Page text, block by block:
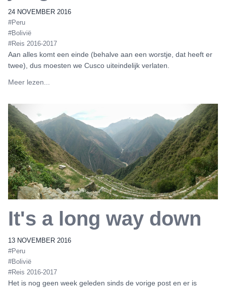
24 NOVEMBER 2016
#Peru
#Bolivië
#Reis 2016-2017
Aan alles komt een einde (behalve aan een worstje, dat heeft er
twee), dus moesten we Cusco uiteindelijk verlaten.
Meer lezen...
It's a long way down
13 NOVEMBER 2016
#Peru
#Bolivië
#Reis 2016-2017
Het is nog geen week geleden sinds de vorige post en er is